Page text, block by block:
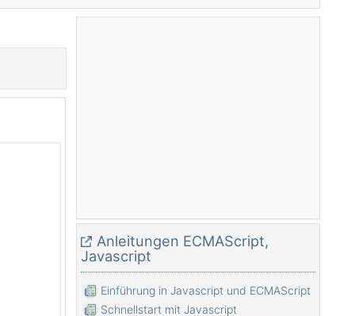
Anleitungen ECMAScript,
Javascript
Einführung in Javascript und ECMAScript
Schnellstart mit Javascript